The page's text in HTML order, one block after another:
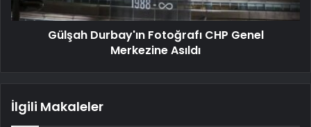
Gülşah Durbay'ın Fotoğrafı CHP Genel
Merkezine Asıldı
İlgili Makaleler